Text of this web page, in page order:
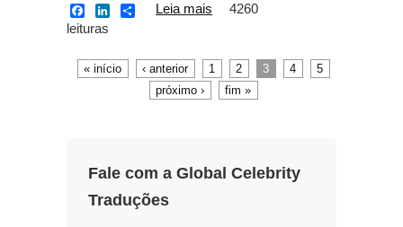
a
c
b
o
e
d
e
Leia mais sobre O que é
4260
leituras
Páginas
« início ‹ anterior 1 2 3 4
5
próximo ›
fim »
Fale com a Global Celebrity
Traduções